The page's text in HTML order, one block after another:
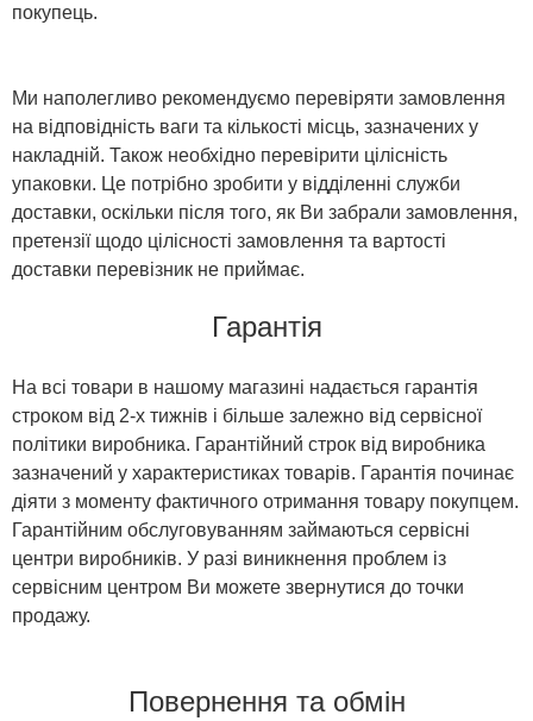
покупець.
Ми наполегливо рекомендуємо перевіряти замовлення
на відповідність ваги та кількості місць, зазначених у
накладній. Також необхідно перевірити цілісність
упаковки. Це потрібно зробити у відділенні служби
доставки, оскільки після того, як Ви забрали замовлення,
претензії щодо цілісності замовлення та вартості
доставки перевізник не приймає.
Гарантія
На всі товари в нашому магазині надається гарантія
строком від 2-х тижнів і більше залежно від сервісної
політики виробника. Гарантійний строк від виробника
зазначений у характеристиках товарів. Гарантія починає
діяти з моменту фактичного отримання товару покупцем.
Гарантійним обслуговуванням займаються сервісні
центри виробників. У разі виникнення проблем із
сервісним центром Ви можете звернутися до точки
продажу.
Повернення та обмін